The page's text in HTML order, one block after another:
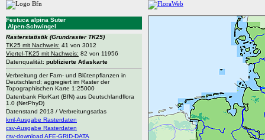
Festuca alpina Suter
Alpen-Schwingel
Rasterstatistik (Grundraster TK25)
TK25 mit Nachweis: 41 von 3012
Viertel-TK25 mit Nachweis: 82 von 11956
Datenqualität: publizierte Atlaskarte
Verbreitung der Farn- und Blütenpflanzen in
Deutschland; aggregiert im Raster der
Topographischen Karte 1:25000
Datenbank FlorKart (BfN) aus Deutschlandflora
1.0 (NetPhyD)
Datenstand 2013 / Verbreitungsatlas
kml-Ausgabe Rasterdaten
csv-Ausgabe Rasterdaten
csv-download AFE-GRID-DATA